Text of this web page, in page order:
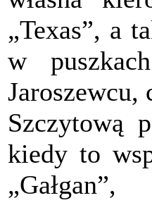
„Texas”, a
w
Jaroszewcu,
Szczytową
kiedy to